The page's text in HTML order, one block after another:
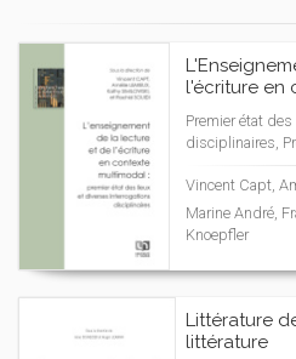
l'écriture en
Premier état
disciplinaires,
Vincent Capt,
Marine André,
Knoepfler
Littérature
littérature